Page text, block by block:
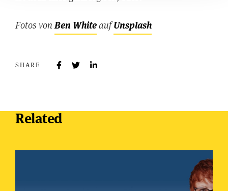
SHARE
Fotos vonBen WhiteaufUnsplash
Related